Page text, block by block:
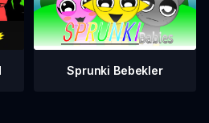
Sprunki Bebekler